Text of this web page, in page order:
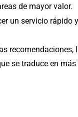
de mayor valor.
un servicio rápido
recomendaciones,
se traduce en más